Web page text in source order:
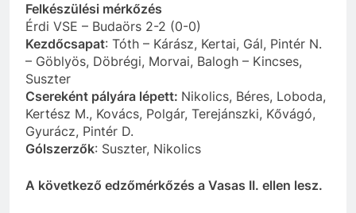
Felkészülési mérkőzés
Érdi VSE – Budaörs 2-2 (0-0)
Kezdőcsapat: Tóth – Kárász, Kertai, Gál, Pintér N.
– Göblyös, Döbrégi, Morvai, Balogh – Kincses,
Suszter
Csereként pályára lépett: Nikolics, Béres, Loboda,
Kertész M., Kovács, Polgár, Terejánszki, Kővágó,
Gyurácz, Pintér D.
Gólszerzők: Suszter, Nikolics
A következő edzőmérkőzés a Vasas II. ellen lesz.